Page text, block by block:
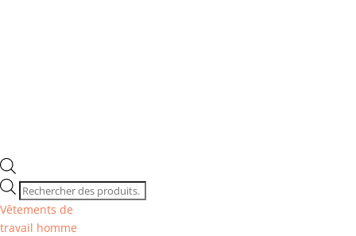
Recherche
de
produits
Vêtements de
travail homme